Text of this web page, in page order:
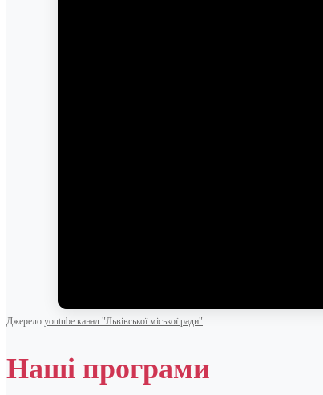
Джерело youtube канал "Львівської міської ради"
Наші програми